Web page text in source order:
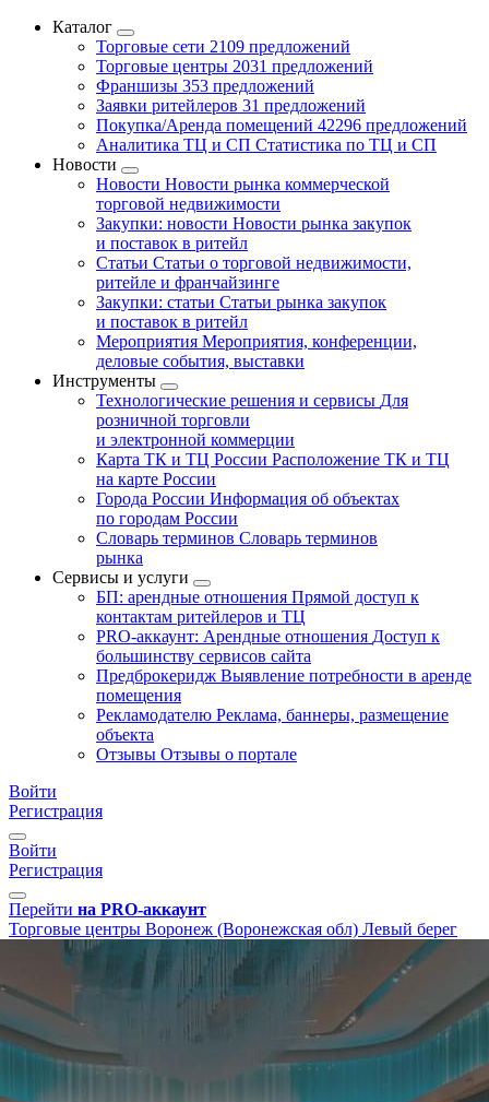
Каталог
Торговые сети 2109 предложений
Торговые центры 2031 предложений
Франшизы 353 предложений
Заявки ритейлеров 31 предложений
Покупка/Аренда помещений 42296 предложений
Аналитика ТЦ и СП Статистика по ТЦ и СП
Новости
Новости Новости рынка коммерческой
торговой недвижимости
Закупки: новости Новости рынка закупок
и поставок в ритейл
Статьи Статьи о торговой недвижимости,
ритейле и франчайзинге
Закупки: статьи Статьи рынка закупок
и поставок в ритейл
Мероприятия Мероприятия, конференции,
деловые события, выставки
Инструменты
Технологические решения и сервисы Для
розничной торговли
и электронной коммерции
Карта ТК и ТЦ России Расположение ТК и ТЦ
на карте России
Города России Информация об объектах
по городам России
Словарь терминов Словарь терминов
рынка
Сервисы и услуги
БП: арендные отношения Прямой доступ к
контактам ритейлеров и ТЦ
PRO-аккаунт: Арендные отношения Доступ к
большинству сервисов сайта
Предброкеридж Выявление потребности в аренде
помещения
Рекламодателю Реклама, баннеры, размещение
объекта
Отзывы Отзывы о портале
Войти
Регистрация
Войти
Регистрация
Перейти на PRO-аккаунт
Торговые центры Воронеж (Воронежская обл) Левый берег